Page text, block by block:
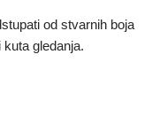
od stvarnih boja
gledanja.